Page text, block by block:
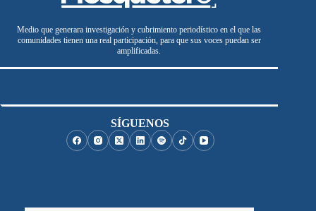
Medio que generara investigación y cubrimiento periodístico en el que las
comunidades tienen una real participación, para que sus voces puedan ser
amplificadas.
SÍGUENOS